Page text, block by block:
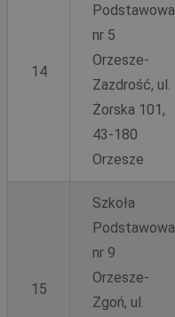
14
Podstawowa
nr 5
Orzesze-
Zazdrość, ul.
Żorska 101,
43-180
Orzesze
15
Szkoła
Podstawowa
nr 9
Orzesze-
Zgoń, ul.